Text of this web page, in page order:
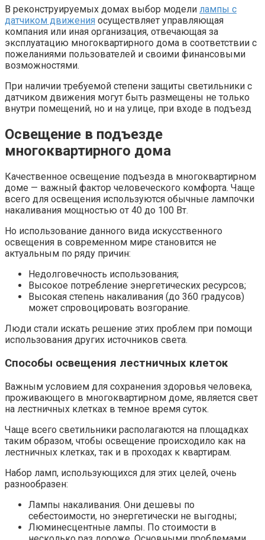
В реконструируемых домах выбор модели лампы с
датчиком движения осуществляет управляющая
компания или иная организация, отвечающая за
эксплуатацию многоквартирного дома в соответствии с
пожеланиями пользователей и своими финансовыми
возможностями.
При наличии требуемой степени защиты светильники с
датчиком движения могут быть размещены не только
внутри помещений, но и на улице, при входе в подъезд
Освещение в подъезде
многоквартирного дома
Качественное освещение подъезда в многоквартирном
доме — важный фактор человеческого комфорта. Чаще
всего для освещения используются обычные лампочки
накаливания мощностью от 40 до 100 Вт.
Но использование данного вида искусственного
освещения в современном мире становится не
актуальным по ряду причин:
Недолговечность использования;
Высокое потребление энергетических ресурсов;
Высокая степень накаливания (до 360 градусов)
может спровоцировать возгорание.
Люди стали искать решение этих проблем при помощи
использования других источников света.
Способы освещения лестничных клеток
Важным условием для сохранения здоровья человека,
проживающего в многоквартирном доме, является свет
на лестничных клетках в темное время суток.
Чаще всего светильники располагаются на площадках
таким образом, чтобы освещение происходило как на
лестничных клетках, так и в проходах к квартирам.
Набор ламп, использующихся для этих целей, очень
разнообразен:
Лампы накаливания. Они дешевы по
себестоимости, но энергетически не выгодны;
Люминесцентные лампы. По стоимости в